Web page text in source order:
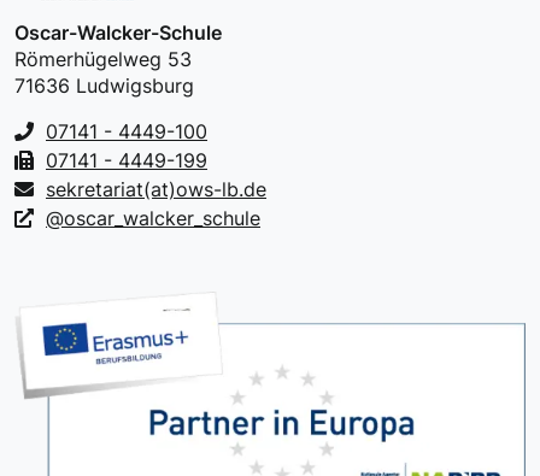
Oscar-Walcker-Schule
Römerhügelweg 53
71636 Ludwigsburg
07141 - 4449-100
07141 - 4449-199
sekretariat(at)ows-lb.de
@oscar_walcker_schule